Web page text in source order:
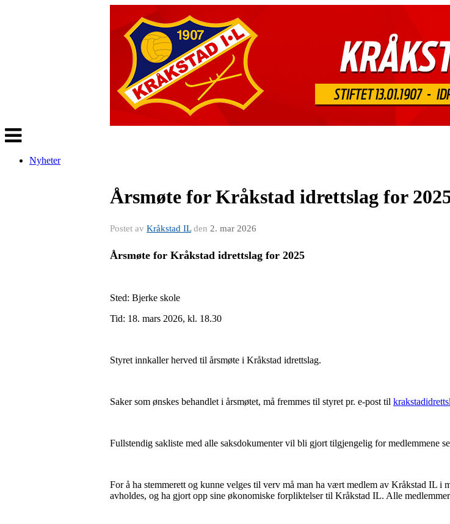
Veksle
navigasjon
Nyheter
Årsmøte for Kråkstad idrettslag for
Postet av Kråkstad ILden 2. mar 2026
Årsmøte for Kråkstad idrettslag for 2025
Sted: Bjerke skole
Tid: 18. mars 2026, kl. 18.30
Styret innkaller herved til årsmøte i Kråkstad idrettslag.
Saker som ønskes behandlet i årsmøtet, må fremmes til styret pr. e-post til
Fullstendig sakliste med alle saksdokumenter vil bli gjort tilgjengelig for medlemmene
For å ha stemmerett og kunne velges til verv må man ha vært medlem av Kråkstad IL i
avholdes, og ha gjort opp sine økonomiske forpliktelser til Kråkstad IL. Alle